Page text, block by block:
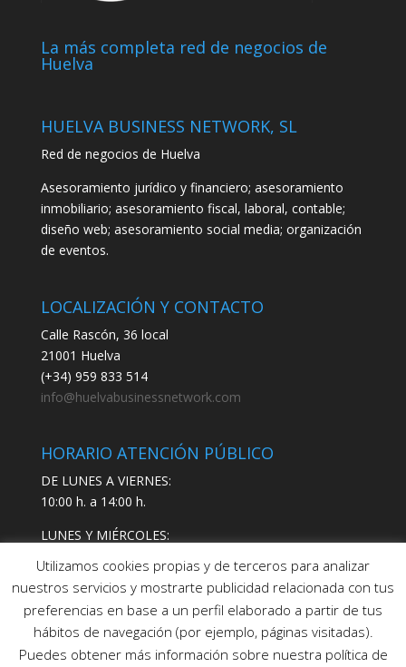
La más completa red de negocios de
Huelva
HUELVA BUSINESS NETWORK, SL
Red de negocios de Huelva
Asesoramiento jurídico y financiero; asesoramiento
inmobiliario; asesoramiento fiscal, laboral, contable;
diseño web; asesoramiento social media; organización
de eventos.
LOCALIZACIÓN Y CONTACTO
Calle Rascón, 36 local
21001 Huelva
(+34) 959 833 514
info@huelvabusinessnetwork.com
HORARIO ATENCIÓN PÚBLICO
DE LUNES A VIERNES:
10:00 h. a 14:00 h.
LUNES Y MIÉRCOLES:
Utilizamos cookies propias y de terceros para analizar
nuestros servicios y mostrarte publicidad relacionada con tus
preferencias en base a un perfil elaborado a partir de tus
hábitos de navegación (por ejemplo, páginas visitadas).
Puedes obtener más información sobre nuestra política de